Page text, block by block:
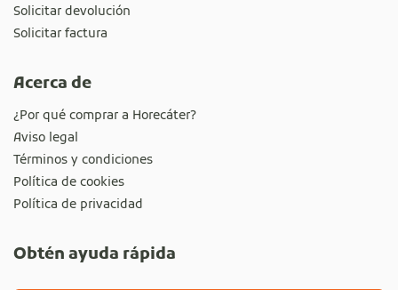
Solicitar devolución
Solicitar factura
Acerca de
¿Por qué comprar a Horecáter?
Aviso legal
Términos y condiciones
Política de cookies
Política de privacidad
Obtén ayuda rápida